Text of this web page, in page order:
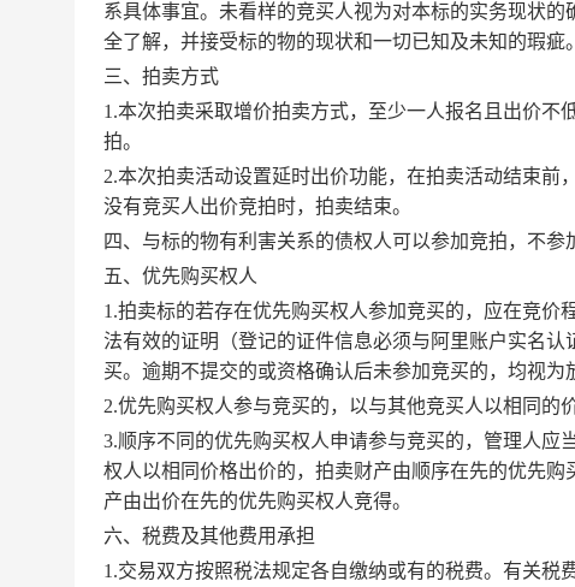
系具体事宜。未看样的竞买人视为对本标的实务现状
全了解，并接受标的物的现状和一切已知及未知的瑕疵
三、拍卖方式
1.本次拍卖采取增价拍卖方式，至少一人报名且出价
拍。
2.本次拍卖活动设置延时出价功能，在拍卖活动结束前
没有竞买人出价竞拍时，拍卖结束。
四、与标的物有利害关系的债权人可以参加竞拍，不参
五、优先购买权人
1.拍卖标的若存在优先购买权人参加竞买的，应在竞
法有效的证明（登记的证件信息必须与阿里账户实名
买。逾期不提交的或资格确认后未参加竞买的，均视为
2.优先购买权人参与竞买的，以与其他竞买人以相同的
3.顺序不同的优先购买权人申请参与竞买的，管理人
权人以相同价格出价的，拍卖财产由顺序在先的优先
产由出价在先的优先购买权人竞得。
六、税费及其他费用承担
1.交易双方按照税法规定各自缴纳或有的税费。有关